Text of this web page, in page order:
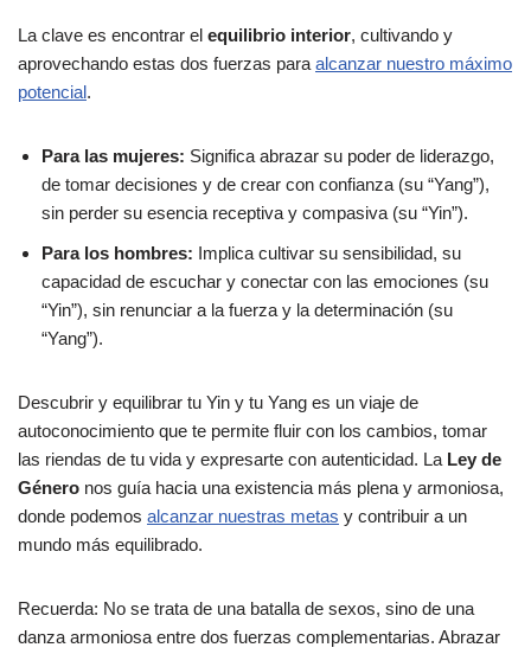
La clave es encontrar el equilibrio interior, cultivando y
aprovechando estas dos fuerzas para alcanzar nuestro máximo
potencial.
Para las mujeres: Significa abrazar su poder de liderazgo,
de tomar decisiones y de crear con confianza (su “Yang”),
sin perder su esencia receptiva y compasiva (su “Yin”).
Para los hombres: Implica cultivar su sensibilidad, su
capacidad de escuchar y conectar con las emociones (su
“Yin”), sin renunciar a la fuerza y la determinación (su
“Yang”).
Descubrir y equilibrar tu Yin y tu Yang es un viaje de
autoconocimiento que te permite fluir con los cambios, tomar
las riendas de tu vida y expresarte con autenticidad. La Ley de
Género nos guía hacia una existencia más plena y armoniosa,
donde podemos alcanzar nuestras metas y contribuir a un
mundo más equilibrado.
Recuerda: No se trata de una batalla de sexos, sino de una
danza armoniosa entre dos fuerzas complementarias. Abrazar